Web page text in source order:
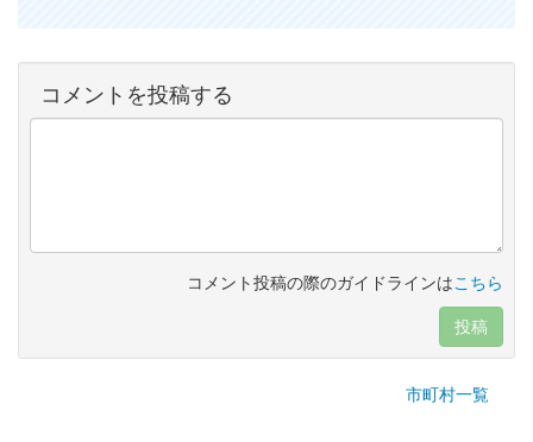
コメントを投稿する
コメント投稿の際のガイドラインはこちら
投稿
市町村一覧